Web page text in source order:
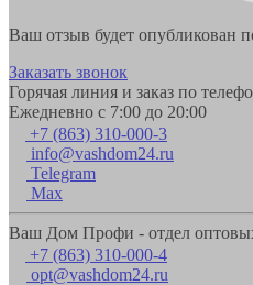
Ваш отзыв будет опубликован
Заказать звонок
Горячая линия и заказ по
Ежедневно с 7:00 до 20:00
+7 (863) 310-000-3
info@vashdom24.ru
Telegram
Max
Ваш Дом Профи - отдел
+7 (863) 310-000-4
opt@vashdom24.ru